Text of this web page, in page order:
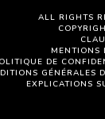
ALL RIGHTS
MENTIONS
DE
GÉNÉRALES
EXPLICATIONS